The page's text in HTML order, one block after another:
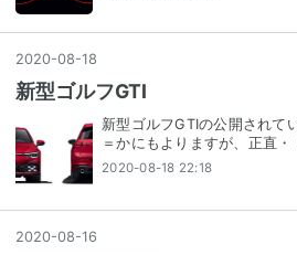
2020-08-18
新型ゴルフGTI
新型ゴルフGTIの公開されて
＝かにもよりますが、正直
2020-08-18 22:18
2020-08-16